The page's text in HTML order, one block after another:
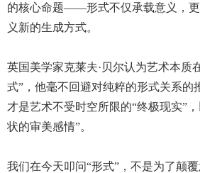
的核心命题——形式不仅承载意义，
义新的生成方式。
英国美学家克莱夫·贝尔认为艺术本质
式”，他毫不回避对纯粹的形式关系的
才是艺术不受时空所限的“终极现实”
状的审美感情”。
我们在今天叩问“形式”，不是为了颠